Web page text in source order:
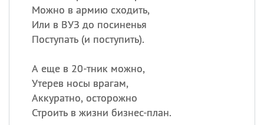
Можно в армию сходить,
Или в ВУЗ до посиненья
Поступать (и поступить).
А еще в 20-тник можно,
Утерев носы врагам,
Аккуратно, осторожно
Строить в жизни бизнес-план.